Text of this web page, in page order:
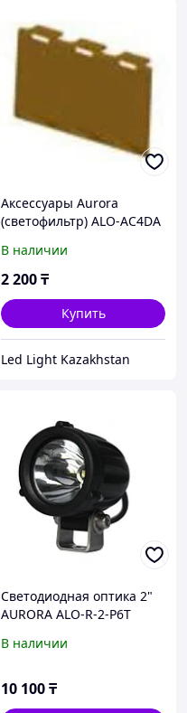
Аксессуары Aurora
(светофильтр) ALO-AC4DA
В наличии
2 200₸
Купить
Led Light Kazakhstan
Светодиодная оптика 2"
AURORA ALO-R-2-P6T
В наличии
10 100₸